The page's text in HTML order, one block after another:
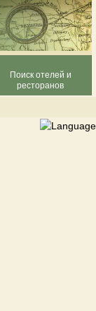
Поиск отелей и
ресторанов